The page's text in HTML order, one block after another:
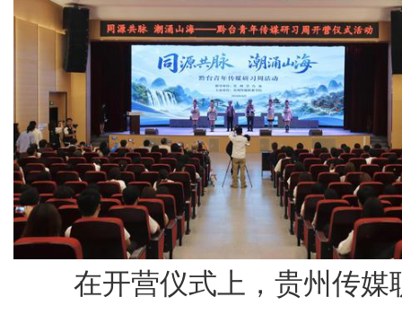
在开营仪式上，贵州传媒